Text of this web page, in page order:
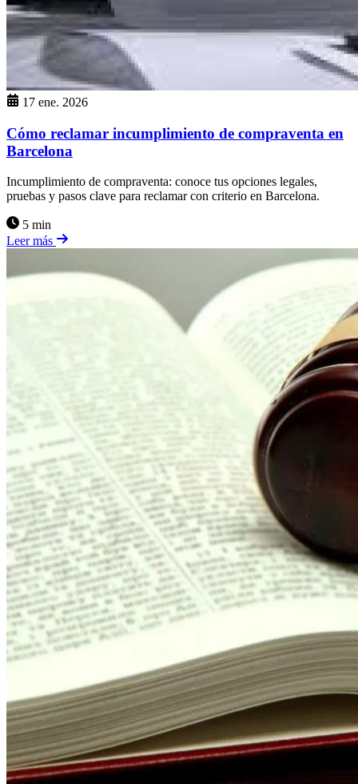
17 ene. 2026
Cómo reclamar incumplimiento de compraventa en
Barcelona
Incumplimiento de compraventa: conoce tus opciones legales,
pruebas y pasos clave para reclamar con criterio en Barcelona.
5 min
Leer más